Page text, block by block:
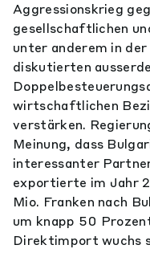
Aggressionskrieg
gesellschaftlichen
unter anderem in
diskutierten
wirtschaftlichen
verstärken.
Meinung, dass
interessanter
exportierte im Jahr
Mio. Franken nach
um knapp 50
Direktimport wuchs